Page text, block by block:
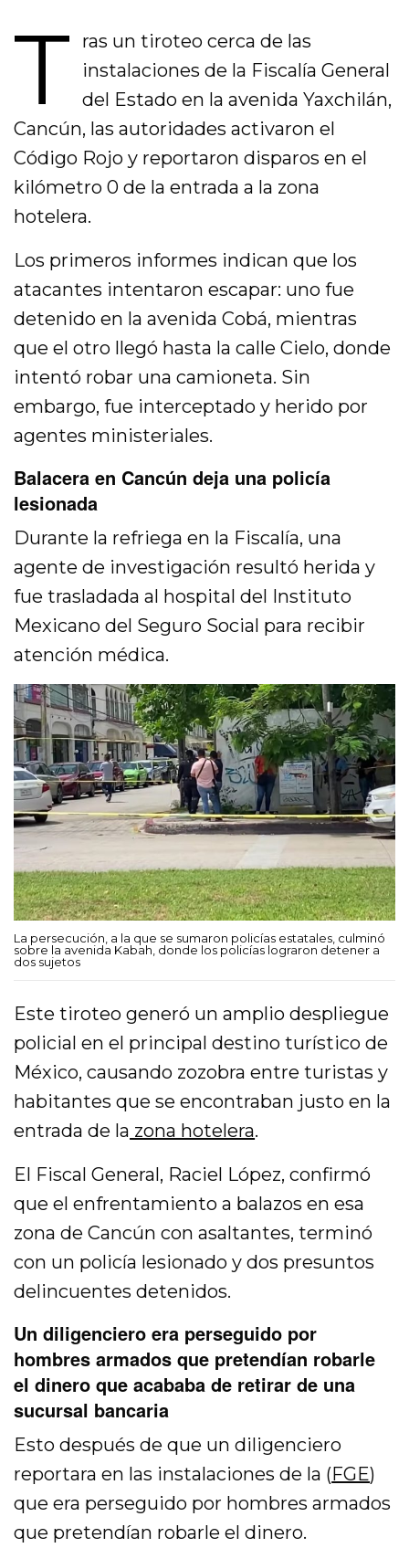
T
ras un tiroteo cerca de las
instalaciones de la Fiscalía General
del Estado en la avenida Yaxchilán,
Cancún, las autoridades activaron el
Código Rojo y reportaron disparos en el
kilómetro 0 de la entrada a la zona
hotelera.
Los primeros informes indican que los
atacantes intentaron escapar: uno fue
detenido en la avenida Cobá, mientras
que el otro llegó hasta la calle Cielo, donde
intentó robar una camioneta. Sin
embargo, fue interceptado y herido por
agentes ministeriales.
Balacera en Cancún deja una policía
lesionada
Durante la refriega en la Fiscalía, una
agente de investigación resultó herida y
fue trasladada al hospital del Instituto
Mexicano del Seguro Social para recibir
atención médica.
La persecución, a la que se sumaron policías estatales, culminó
sobre la avenida Kabah, donde los policías lograron detener a
dos sujetos
Este tiroteo generó un amplio despliegue
policial en el principal destino turístico de
México, causando zozobra entre turistas y
habitantes que se encontraban justo en la
entrada de la zona hotelera.
El Fiscal General, Raciel López, confirmó
que el enfrentamiento a balazos en esa
zona de Cancún con asaltantes, terminó
con un policía lesionado y dos presuntos
delincuentes detenidos.
Un diligenciero era perseguido por
hombres armados que pretendían robarle
el dinero que acababa de retirar de una
sucursal bancaria
Esto después de que un diligenciero
reportara en las instalaciones de la (FGE)
que era perseguido por hombres armados
que pretendían robarle el dinero.